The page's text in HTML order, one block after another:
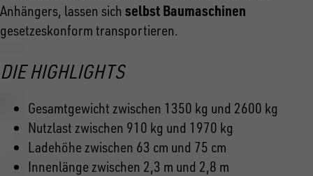
Anhängers, lassen sich selbst Baumaschinen
gesetzeskonform transportieren.
DIE HIGHLIGHTS
Gesamtgewicht zwischen 1350 kg und 2600 kg
Nutzlast zwischen 910 kg und 1970 kg
Ladehöhe zwischen 63 cm und 75 cm
Innenlänge zwischen 2,3 m und 2,8 m